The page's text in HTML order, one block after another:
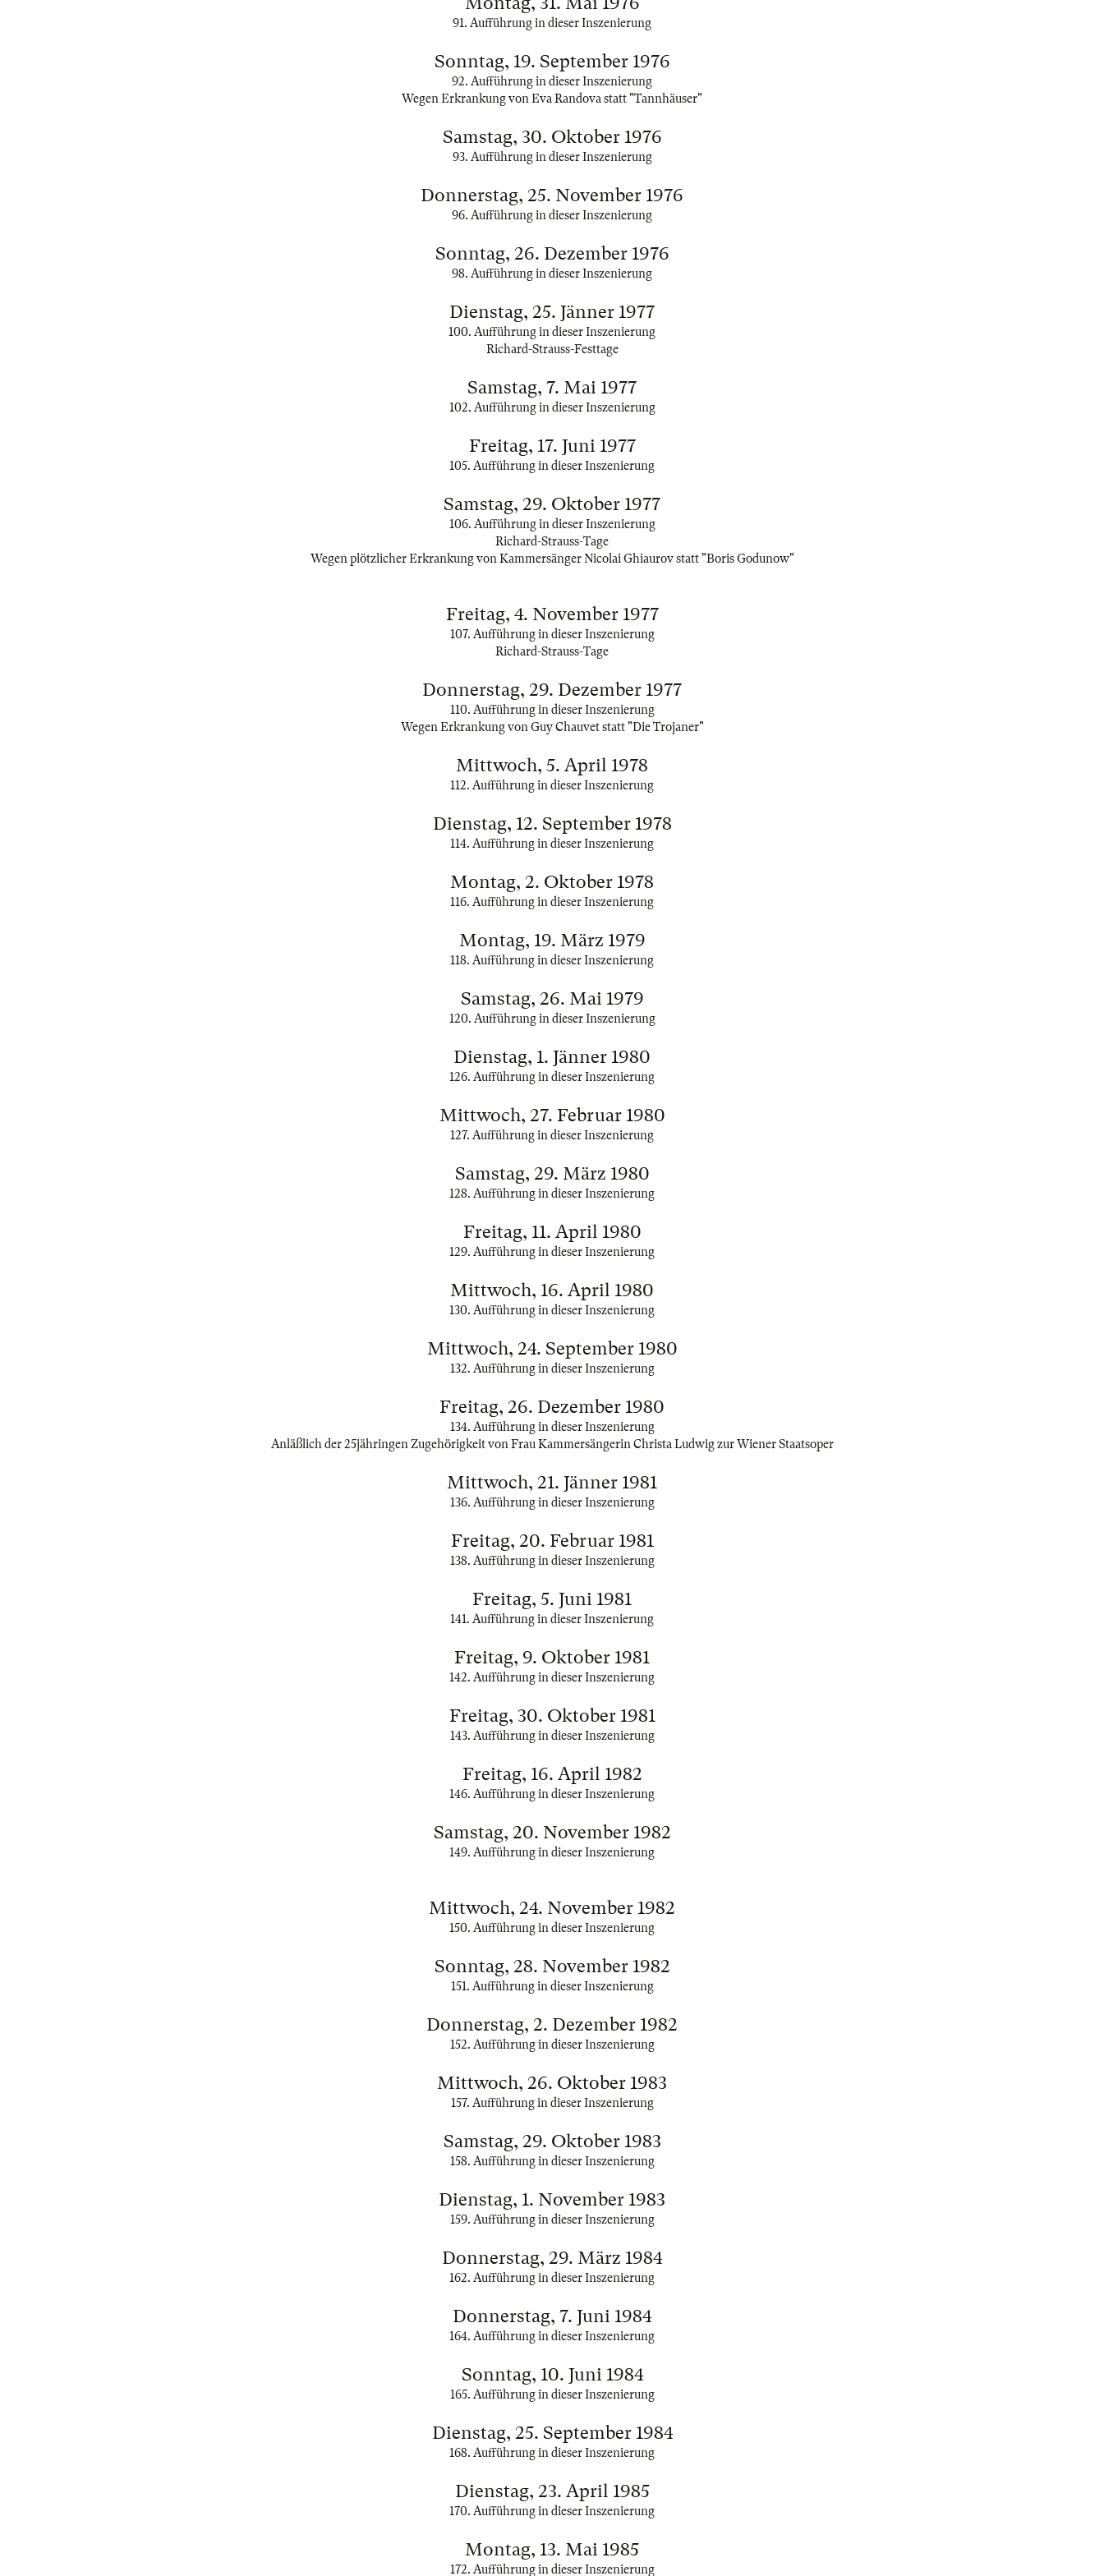
91. Aufführung in dieser Inszenierung
Sonntag, 19. September 1976
92. Aufführung in dieser Inszenierung
Wegen Erkrankung von Eva Randova statt "Tannhäuser"
Samstag, 30. Oktober 1976
93. Aufführung in dieser Inszenierung
Donnerstag, 25. November 1976
96. Aufführung in dieser Inszenierung
Sonntag, 26. Dezember 1976
98. Aufführung in dieser Inszenierung
Dienstag, 25. Jänner 1977
100. Aufführung in dieser Inszenierung
Richard-Strauss-Festtage
Samstag, 7. Mai 1977
102. Aufführung in dieser Inszenierung
Freitag, 17. Juni 1977
105. Aufführung in dieser Inszenierung
Samstag, 29. Oktober 1977
106. Aufführung in dieser Inszenierung
Richard-Strauss-Tage
Wegen plötzlicher Erkrankung von Kammersänger Nicolai Ghiaurov statt "Boris Godunow"
Freitag, 4. November 1977
107. Aufführung in dieser Inszenierung
Richard-Strauss-Tage
Donnerstag, 29. Dezember 1977
110. Aufführung in dieser Inszenierung
Wegen Erkrankung von Guy Chauvet statt "Die Trojaner"
Mittwoch, 5. April 1978
112. Aufführung in dieser Inszenierung
Dienstag, 12. September 1978
114. Aufführung in dieser Inszenierung
Montag, 2. Oktober 1978
116. Aufführung in dieser Inszenierung
Montag, 19. März 1979
118. Aufführung in dieser Inszenierung
Samstag, 26. Mai 1979
120. Aufführung in dieser Inszenierung
Dienstag, 1. Jänner 1980
126. Aufführung in dieser Inszenierung
Mittwoch, 27. Februar 1980
127. Aufführung in dieser Inszenierung
Samstag, 29. März 1980
128. Aufführung in dieser Inszenierung
Freitag, 11. April 1980
129. Aufführung in dieser Inszenierung
Mittwoch, 16. April 1980
130. Aufführung in dieser Inszenierung
Mittwoch, 24. September 1980
132. Aufführung in dieser Inszenierung
Freitag, 26. Dezember 1980
134. Aufführung in dieser Inszenierung
Anläßlich der 25jähringen Zugehörigkeit von Frau Kammersängerin Christa Ludwig zur Wiener Staatsoper
Mittwoch, 21. Jänner 1981
136. Aufführung in dieser Inszenierung
Freitag, 20. Februar 1981
138. Aufführung in dieser Inszenierung
Freitag, 5. Juni 1981
141. Aufführung in dieser Inszenierung
Freitag, 9. Oktober 1981
142. Aufführung in dieser Inszenierung
Freitag, 30. Oktober 1981
143. Aufführung in dieser Inszenierung
Freitag, 16. April 1982
146. Aufführung in dieser Inszenierung
Samstag, 20. November 1982
149. Aufführung in dieser Inszenierung
Mittwoch, 24. November 1982
150. Aufführung in dieser Inszenierung
Sonntag, 28. November 1982
151. Aufführung in dieser Inszenierung
Donnerstag, 2. Dezember 1982
152. Aufführung in dieser Inszenierung
Mittwoch, 26. Oktober 1983
157. Aufführung in dieser Inszenierung
Samstag, 29. Oktober 1983
158. Aufführung in dieser Inszenierung
Dienstag, 1. November 1983
159. Aufführung in dieser Inszenierung
Donnerstag, 29. März 1984
162. Aufführung in dieser Inszenierung
Donnerstag, 7. Juni 1984
164. Aufführung in dieser Inszenierung
Sonntag, 10. Juni 1984
165. Aufführung in dieser Inszenierung
Dienstag, 25. September 1984
168. Aufführung in dieser Inszenierung
Dienstag, 23. April 1985
170. Aufführung in dieser Inszenierung
Montag, 13. Mai 1985
172. Aufführung in dieser Inszenierung